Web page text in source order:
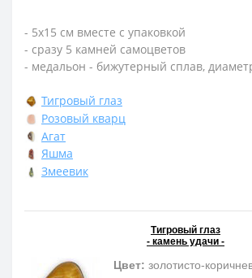
- 5х15 см вместе с упаковкой
- сразу 5 камней самоцветов
- медальон - бижутерный сплав,
Тигровый глаз
Розовый кварц
Агат
Яшма
Змеевик
Тигровый глаз
- камень удачи -
Цвет: золотисто-